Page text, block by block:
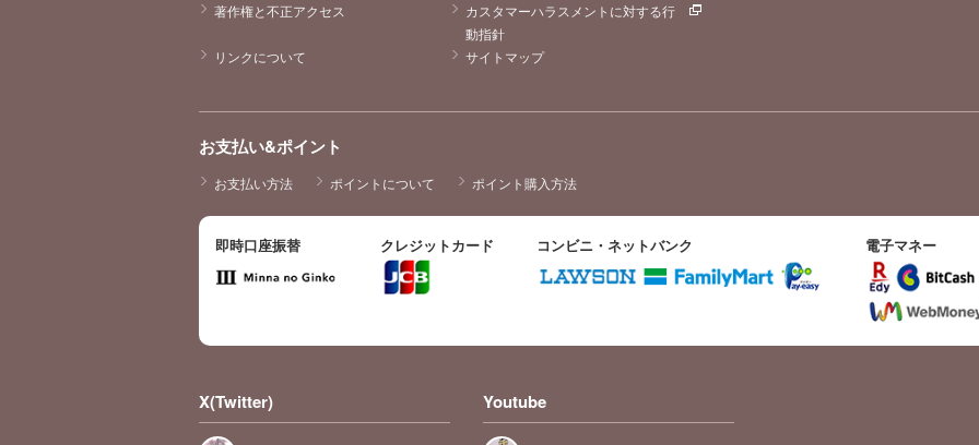
著作権と不正アクセス
カスタマーハラスメントに対する行
動指針
リンクについて
サイトマップ
お支払い&ポイント
お支払い方法 ポイントについて ポイント購入方法
即時口座振替 クレジットカード コンビニ・ネットバンク 電子マネー
X(Twitter) Youtube